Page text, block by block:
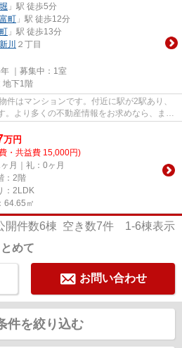
」駅 徒歩5分
町 」駅 徒歩12分
」駅 徒歩13分
新川 ２丁目
｜募集中： 1室
地下1階
件はマンションです。付近に駅が2駅あり、
。より多くの不動産情報をお求めなら、まず
万円
・共益費 15,000円)
月｜礼：0ヶ月
：2階
：2LDK
64.65㎡
開件数6棟 空き数7件 1-6棟表示
めて
お問い合わせ
件を絞り込む